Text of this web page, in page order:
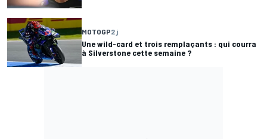
MOTOGP2 j
Une wild-card et trois remplaçants : qui courra
à Silverstone cette semaine ?